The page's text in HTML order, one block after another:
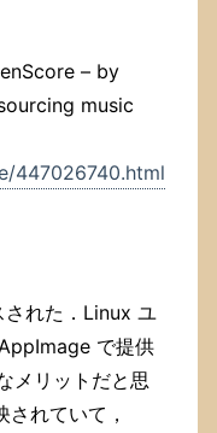
– by
music
447026740.html
れた．Linux ユ
で提供
メリットだと思
れていて，